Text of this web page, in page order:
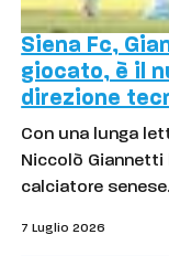
Siena Fc,
giocato, è il
direzione
Con una lunga
Niccolò Giannetti
calciatore
7 Luglio 2026